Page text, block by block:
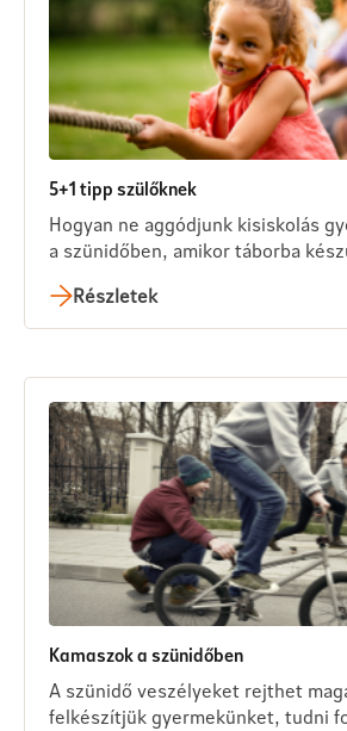
5+1 tipp szülőknek
Hogyan ne aggódjunk kisiskolás
a szünidőben, amikor táborba
Részletek
Kamaszok a szünidőben
A szünidő veszélyeket rejthet
felkészítjük gyermekünket, tudni